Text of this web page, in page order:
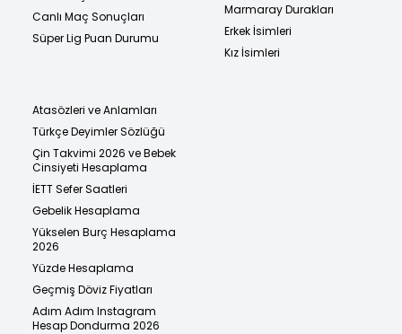
Canlı Maç Sonuçları
Süper Lig Puan Durumu
Marmaray Durakları
Erkek İsimleri
Kız İsimleri
Atasözleri ve Anlamları
Türkçe Deyimler Sözlüğü
Çin Takvimi 2026 ve Bebek
Cinsiyeti Hesaplama
İETT Sefer Saatleri
Gebelik Hesaplama
Yükselen Burç Hesaplama
2026
Yüzde Hesaplama
Geçmiş Döviz Fiyatları
Adım Adım Instagram
Hesap Dondurma 2026